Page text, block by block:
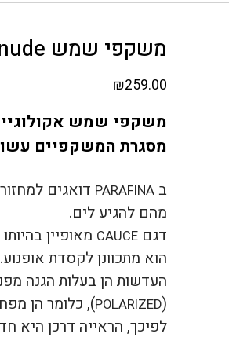
משקפי שמש CAUCE nude
₪259.00
משקפי שמש
מסגרת המשקפיים
ב PARAFINA דואגים
מהם להגיע לים.
דגם CAUCE מאופיין
הוא מתכוונן לקסדת אופנוע.
העדשות הן בעלות הגנה
(
POLARIZED), כלומר הן
לפיכך, הראייה דרכן היא